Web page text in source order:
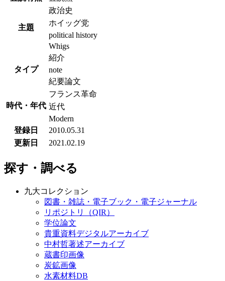
主題
政治史
ホイッグ党
political history
Whigs
タイプ
紹介
note
紀要論文
時代・年代
フランス革命
近代
Modern
登録日
2010.05.31
更新日
2021.02.19
探す・調べる
九大コレクション
図書・雑誌・電子ブック・電子ジャーナル
リポジトリ（QIR）
学位論文
貴重資料デジタルアーカイブ
中村哲著述アーカイブ
蔵書印画像
炭鉱画像
水素材料DB